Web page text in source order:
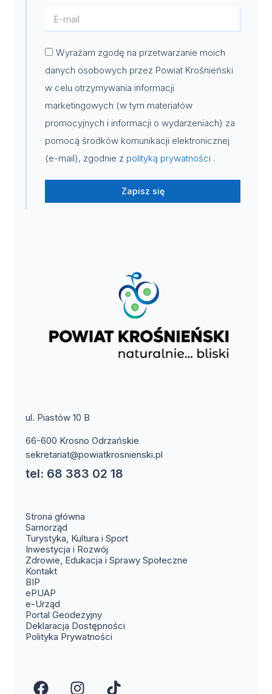
Wyrażam zgodę na przetwarzanie moich
danych osobowych przez Powiat Krośnieński
w celu otrzymywania informacji
marketingowych (w tym materiałów
promocyjnych i informacji o wydarzeniach) za
pomocą środków komunikacji elektronicznej
(e-mail), zgodnie z polityką prywatności .
Zapisz się
ul. Piastów 10 B
66-600 Krosno Odrzańskie
sekretariat@powiatkrosnienski.pl
tel: 68 383 02 18
Strona główna
Samorząd
Turystyka, Kultura i Sport
Inwestycja i Rozwój
Zdrowie, Edukacja i Sprawy Społeczne
Kontakt(otwiera się w nowym oknie)
BIP
ePUAP
e-Urząd
Portal Geodezyjny(otwiera się w nowym oknie)
Deklaracja Dostępności
Polityka Prywatności